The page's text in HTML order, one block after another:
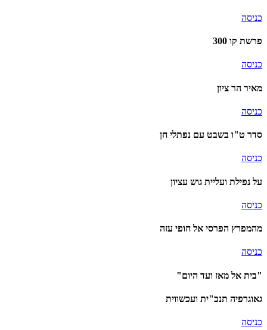
כניסה
פרשת קו 300
כניסה
מאיר הר ציון
כניסה
סדר ט"ו בשבט עם נפתלי חן
כניסה
על נפילת ועליית גוש עציון
כניסה
מהמפרץ הפרסי אל חופי עזה
כניסה
"בית אל מאז ועד היום"
גאוגרפיה תנכ"ית ועכשווית
כניסה